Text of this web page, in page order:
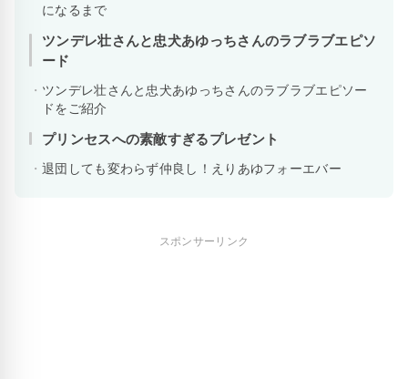
になるまで
ツンデレ壮さんと忠犬あゆっちさんのラブラブエピソ
ード
ツンデレ壮さんと忠犬あゆっちさんのラブラブエピソー
ドをご紹介
プリンセスへの素敵すぎるプレゼント
退団しても変わらず仲良し！えりあゆフォーエバー
スポンサーリンク